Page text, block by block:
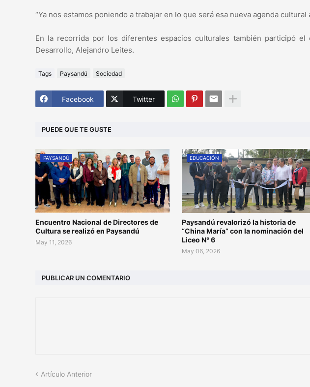
“Ya nos estamos poniendo a trabajar en lo que será esa nueva agenda cultural
En la recorrida por los diferentes espacios culturales también participó
Desarrollo, Alejandro Leites.
Tags Paysandú Sociedad
Facebook Twitter
PUEDE QUE TE GUSTE
PAYSANDÚ
Encuentro Nacional de Directores de
Cultura se realizó en Paysandú
May 11, 2026
EDUCACIÓN
Paysandú revalorizó la historia de
“China María” con la nominación del
Liceo N° 6
May 06, 2026
PUBLICAR UN COMENTARIO
Artículo Anterior